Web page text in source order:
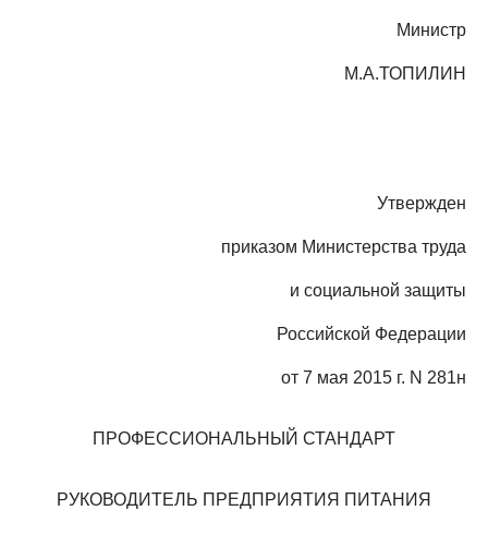
Министр
М.А.ТОПИЛИН
Утвержден
приказом Министерства труда
и социальной защиты
Российской Федерации
от 7 мая 2015 г. N 281н
ПРОФЕССИОНАЛЬНЫЙ СТАНДАРТ
РУКОВОДИТЕЛЬ ПРЕДПРИЯТИЯ ПИТАНИЯ